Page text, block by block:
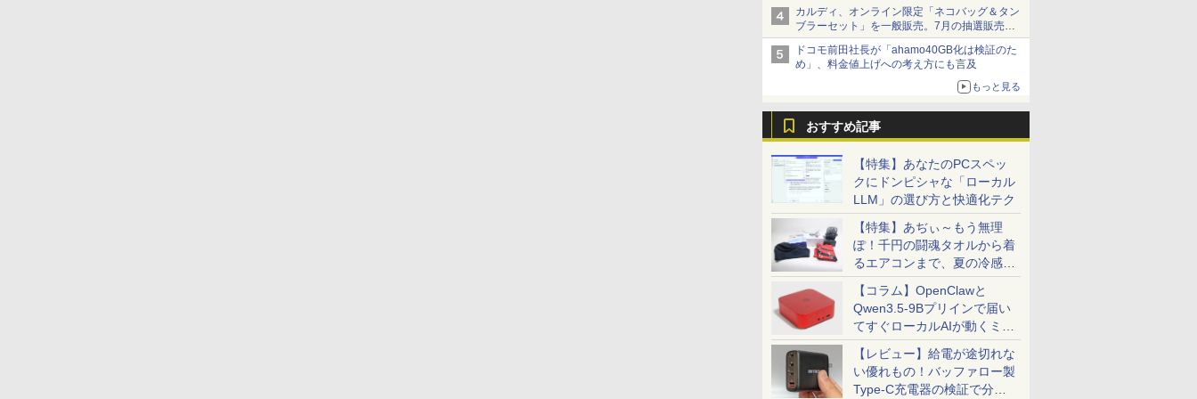
カルディ、オンライン限定「ネコバッグ＆タン
ブラーセット」を一般販売。7月の抽選販売の
当選無効分
ドコモ前田社長が「ahamo40GB化は検証のた
め」、料金値上げへの考え方にも言及
もっと見る
おすすめ記事
【特集】あなたのPCスペッ
クにドンピシャな「ローカル
LLM」の選び方と快適化テク
【特集】あぢぃ～もう無理
ぽ！千円の闘魂タオルから着
るエアコンまで、夏の冷感グ
ッズ一挙紹介
【コラム】OpenClawと
Qwen3.5-9Bプリインで届い
てすぐローカルAIが動くミニ
PC「SER9 Pro」
【レビュー】給電が途切れな
い優れもの！バッファロー製
Type-C充電器の検証で分か